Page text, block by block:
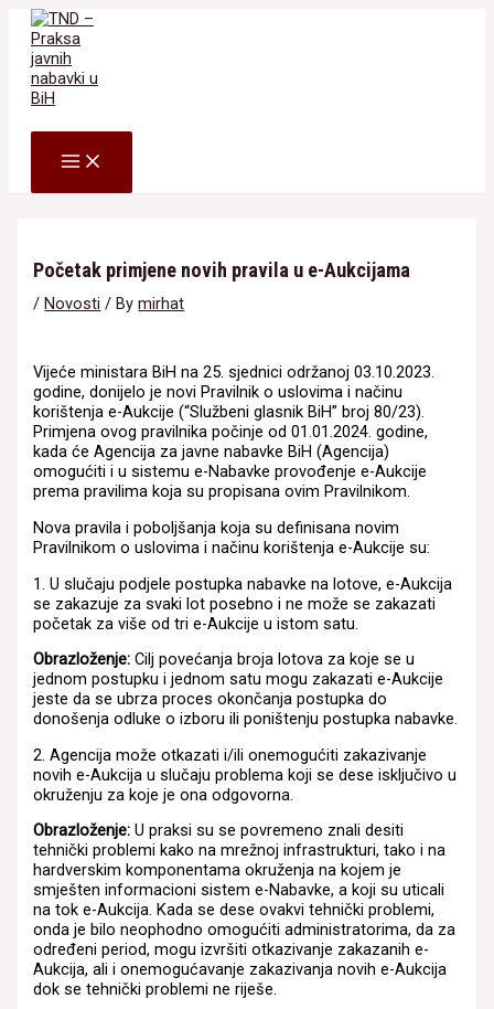
Skip
content
MAIN
MENU
Početak primjene novih pravila u e-Aukcijama
/Novosti / Bymirhat
Vijeće ministara BiH na 25. sjednici održanoj 03.10.2023.
godine, donijelo je novi Pravilnik o uslovima i načinu
korištenja e-Aukcije (“Službeni glasnik BiH” broj 80/23).
Primjena ovog pravilnika počinje od 01.01.2024. godine,
kada će Agencija za javne nabavke BiH (Agencija)
omogućiti i u sistemu e-Nabavke provođenje e-Aukcije
prema pravilima koja su propisana ovim Pravilnikom.
Nova pravila i poboljšanja koja su definisana novim
Pravilnikom o uslovima i načinu korištenja e-Aukcije su:
1. U slučaju podjele postupka nabavke na lotove, e-Aukcija
se zakazuje za svaki lot posebno i ne može se zakazati
početak za više od tri e-Aukcije u istom satu.
Obrazloženje: Cilj povećanja broja lotova za koje se u
jednom postupku i jednom satu mogu zakazati e-Aukcije
jeste da se ubrza proces okončanja postupka do
donošenja odluke o izboru ili poništenju postupka nabavke.
2. Agencija može otkazati i/ili onemogućiti zakazivanje
novih e-Aukcija u slučaju problema koji se dese isključivo u
okruženju za koje je ona odgovorna.
Obrazloženje:U praksi su se povremeno znali desiti
tehnički problemi kako na mrežnoj infrastrukturi, tako i na
hardverskim komponentama okruženja na kojem je
smješten informacioni sistem e-Nabavke, a koji su uticali
na tok e-Aukcija. Kada se dese ovakvi tehnički problemi,
onda je bilo neophodno omogućiti administratorima, da za
određeni period, mogu izvršiti otkazivanje zakazanih e-
Aukcija, ali i onemogućavanje zakazivanja novih e-Aukcija
dok se tehnički problemi ne riješe.